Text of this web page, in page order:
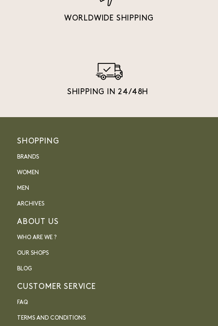
WORLDWIDE SHIPPING
SHIPPING IN 24/48H
SHOPPING
BRANDS
WOMEN
MEN
ARCHIVES
ABOUT US
WHO ARE WE ?
OUR SHOPS
BLOG
CUSTOMER SERVICE
FAQ
TERMS AND CONDITIONS